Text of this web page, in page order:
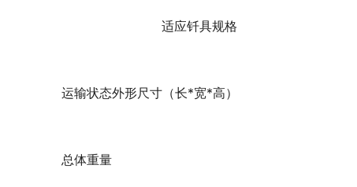
适应钎具规格
运输状态外形尺寸（长*宽*高）
总体重量